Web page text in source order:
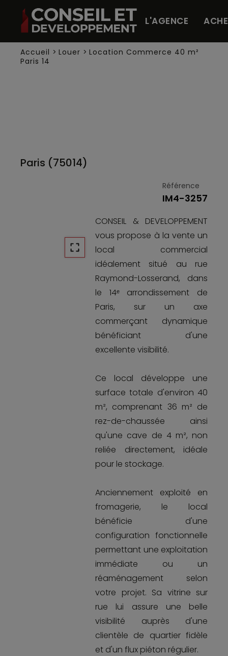
L'AGENCE
Accueil > Louer > Location Commerce 40 m²
Paris 14
Paris (75014)
Référence
IM4-3257
CONSEIL & DEVELOPPEMENT
vous propose à la vente un
local commercial
idéalement situé au rue
Raymond-Losserand, dans
le 14ᵉ arrondissement de
Paris, sur un axe
commerçant dynamique
bénéficiant d'une
excellente visibilité.
Ce local développe une
surface totale d'environ 40
m², comprenant 36 m² de
rez-de-chaussée ainsi
qu'une cave de 4 m², non
reliée directement, idéale
pour le stockage.
Anciennement exploité en
fromagerie, le local
bénéficie d'une
configuration fonctionnelle
permettant une exploitation
immédiate ou un
réaménagement selon
votre projet. Sa vitrine sur
rue lui assure une belle
visibilité auprès d'une
clientèle de quartier fidèle
et d'un flux piéton régulier.